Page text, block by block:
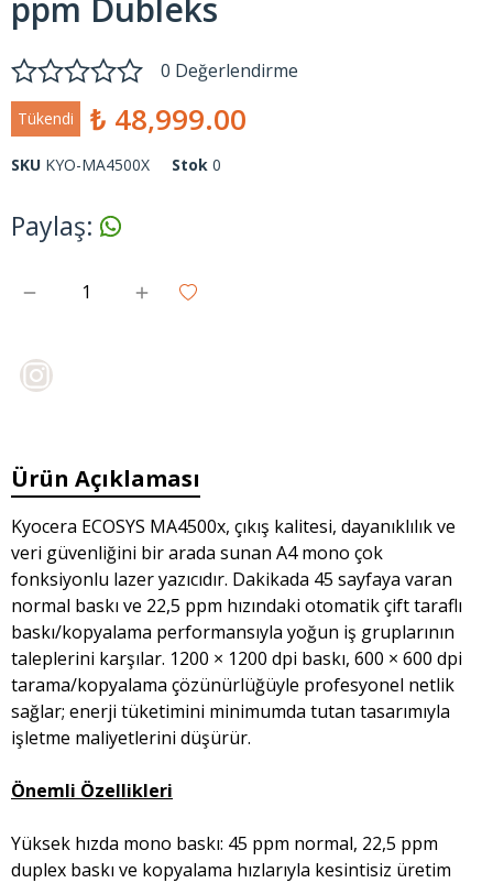
ppm Dubleks
0 Değerlendirme
Tükendi ₺ 48,999.00
SKU KYO-MA4500X Stok 0
Paylaş:
Ürün Açıklaması
Kyocera ECOSYS MA4500x, çıkış kalitesi, dayanıklılık ve
veri güvenliğini bir arada sunan A4 mono çok
fonksiyonlu lazer yazıcıdır. Dakikada 45 sayfaya varan
normal baskı ve 22,5 ppm hızındaki otomatik çift taraflı
baskı/kopyalama performansıyla yoğun iş gruplarının
taleplerini karşılar. 1200 × 1200 dpi baskı, 600 × 600 dpi
tarama/kopyalama çözünürlüğüyle profesyonel netlik
sağlar; enerji tüketimini minimumda tutan tasarımıyla
işletme maliyetlerini düşürür.
Önemli Özellikleri
Yüksek hızda mono baskı: 45 ppm normal, 22,5 ppm
duplex baskı ve kopyalama hızlarıyla kesintisiz üretim